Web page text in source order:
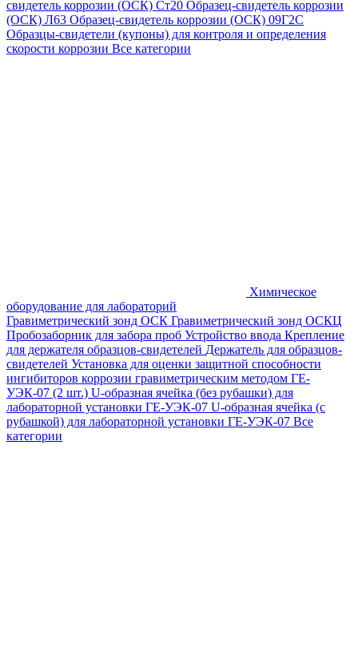
свидетель коррозии (ОСК) Ст20 Образец-свидетель коррозии
(ОСК) Л63 Образец-свидетель коррозии (ОСК) 09Г2С
Образцы-свидетели (купоны) для контроля и определения
скорости коррозии Все категории
Химическое
оборудование для лабораторий
Гравиметрический зонд ОСК Гравиметрический зонд ОСКЦ
Пробозаборник для забора проб Устройство ввода Крепление
для держателя образцов-свидетелей Держатель для образцов-
свидетелей Установка для оценки защитной способности
ингибиторов коррозии гравиметрическим методом ГЕ-
УЭК-07 (2 шт.) U-образная ячейка (без рубашки) для
лабораторной установки ГЕ-УЭК-07 U-образная ячейка (с
рубашкой) для лабораторной установки ГЕ-УЭК-07 Все
категории